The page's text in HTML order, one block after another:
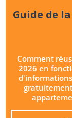
Guide de
Comment
2026 en